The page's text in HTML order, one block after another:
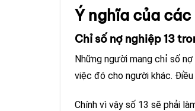
Ý nghĩa của
Chỉ số nợ nghiệp 13
Những người mang chỉ số
việc đó cho người khác.
Chính vì vậy số 13 sẽ phải